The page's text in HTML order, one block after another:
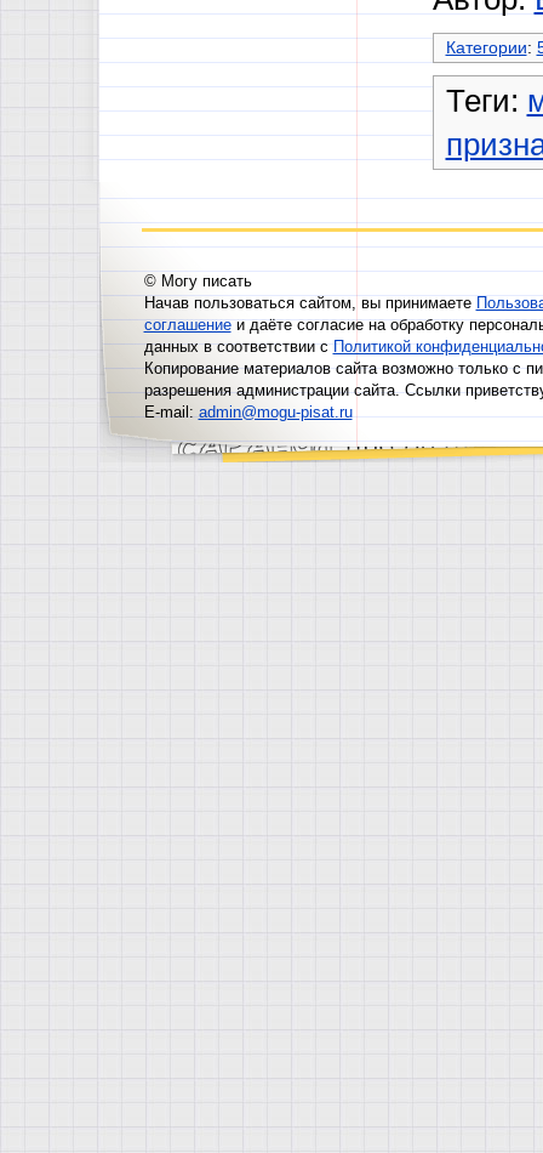
Категории:
Теги:
© Могу писать
Начав пользоваться сайтом, вы принимаете
соглашениеи даёте согласие на обработку
данных в соответствии сПолитикой
Копирование материалов сайта возможно только с
разрешения администрации сайта. Ссылки
E-mail:admin@mogu-pisat.ru